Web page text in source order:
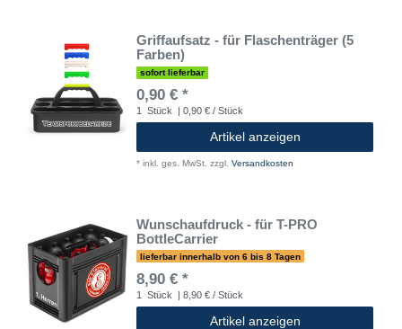
Griffaufsatz - für Flaschenträger (5
Farben)
sofort lieferbar
0,90 € *
1 Stück | 0,90 € / Stück
Artikel anzeigen
* inkl. ges. MwSt. zzgl. Versandkosten
Wunschaufdruck - für T-PRO
BottleCarrier
lieferbar innerhalb von 6 bis 8 Tagen
8,90 € *
1 Stück | 8,90 € / Stück
Artikel anzeigen